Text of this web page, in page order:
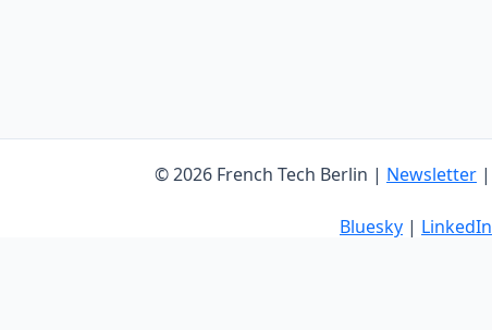
© 2026 French Tech Berlin | Newsletter |
Bluesky | LinkedIn